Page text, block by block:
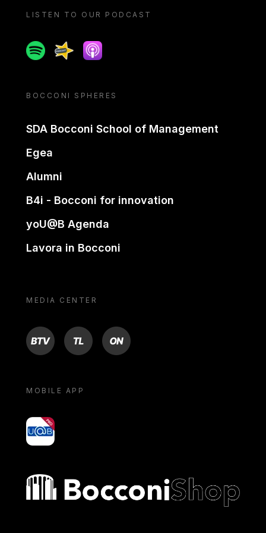
LISTEN TO OUR PODCAST
SpotifySpreakerApple podcast
BOCCONI SPHERES
SDA Bocconi School of Management
Egea
Alumni
B4i - Bocconi for innovation
yoU@B Agenda
Lavora in Bocconi
MEDIA CENTER
BTV TL ON
MOBILE APP
yoU@B
Bocconi shop